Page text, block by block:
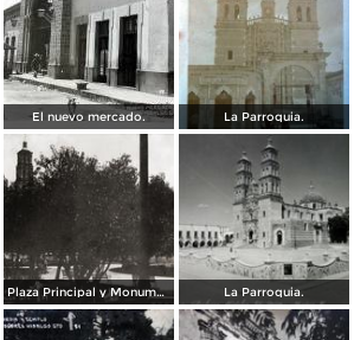
El nuevo mercado. La Parroquia.
Plaza Principal y Monumento a Miguel Hidalgo La Parroquia.